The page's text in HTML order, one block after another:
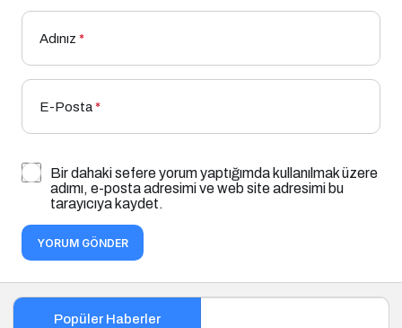
Adınız *
E-Posta*
Bir dahaki sefere yorum yaptığımda kullanılmak üzere
adımı, e-posta adresimi ve web site adresimi bu
tarayıcıya kaydet.
YORUM GÖNDER
Popüler Haberler